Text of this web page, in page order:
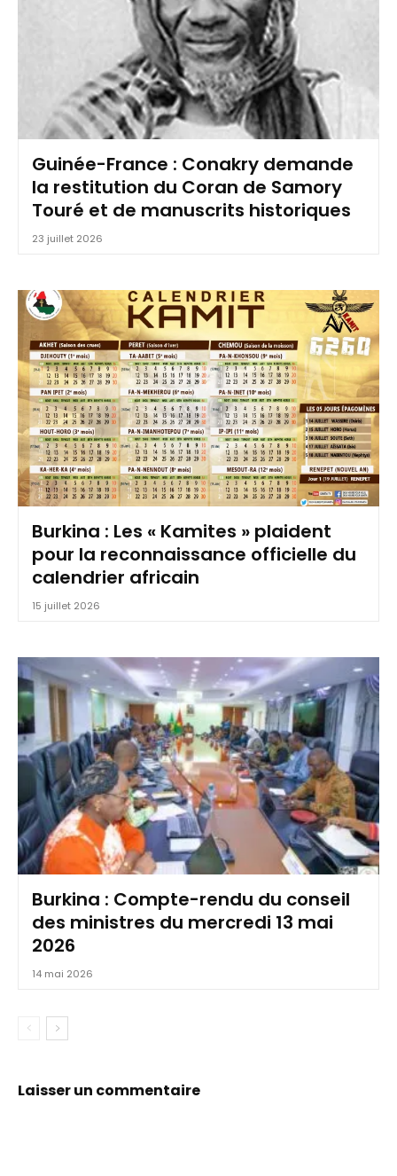
Guinée-France : Conakry demande
la restitution du Coran de Samory
Touré et de manuscrits historiques
23 juillet 2026
Burkina : Les « Kamites » plaident
pour la reconnaissance officielle du
calendrier africain
15 juillet 2026
Burkina : Compte-rendu du conseil
des ministres du mercredi 13 mai
2026
14 mai 2026
Laisser un commentaire